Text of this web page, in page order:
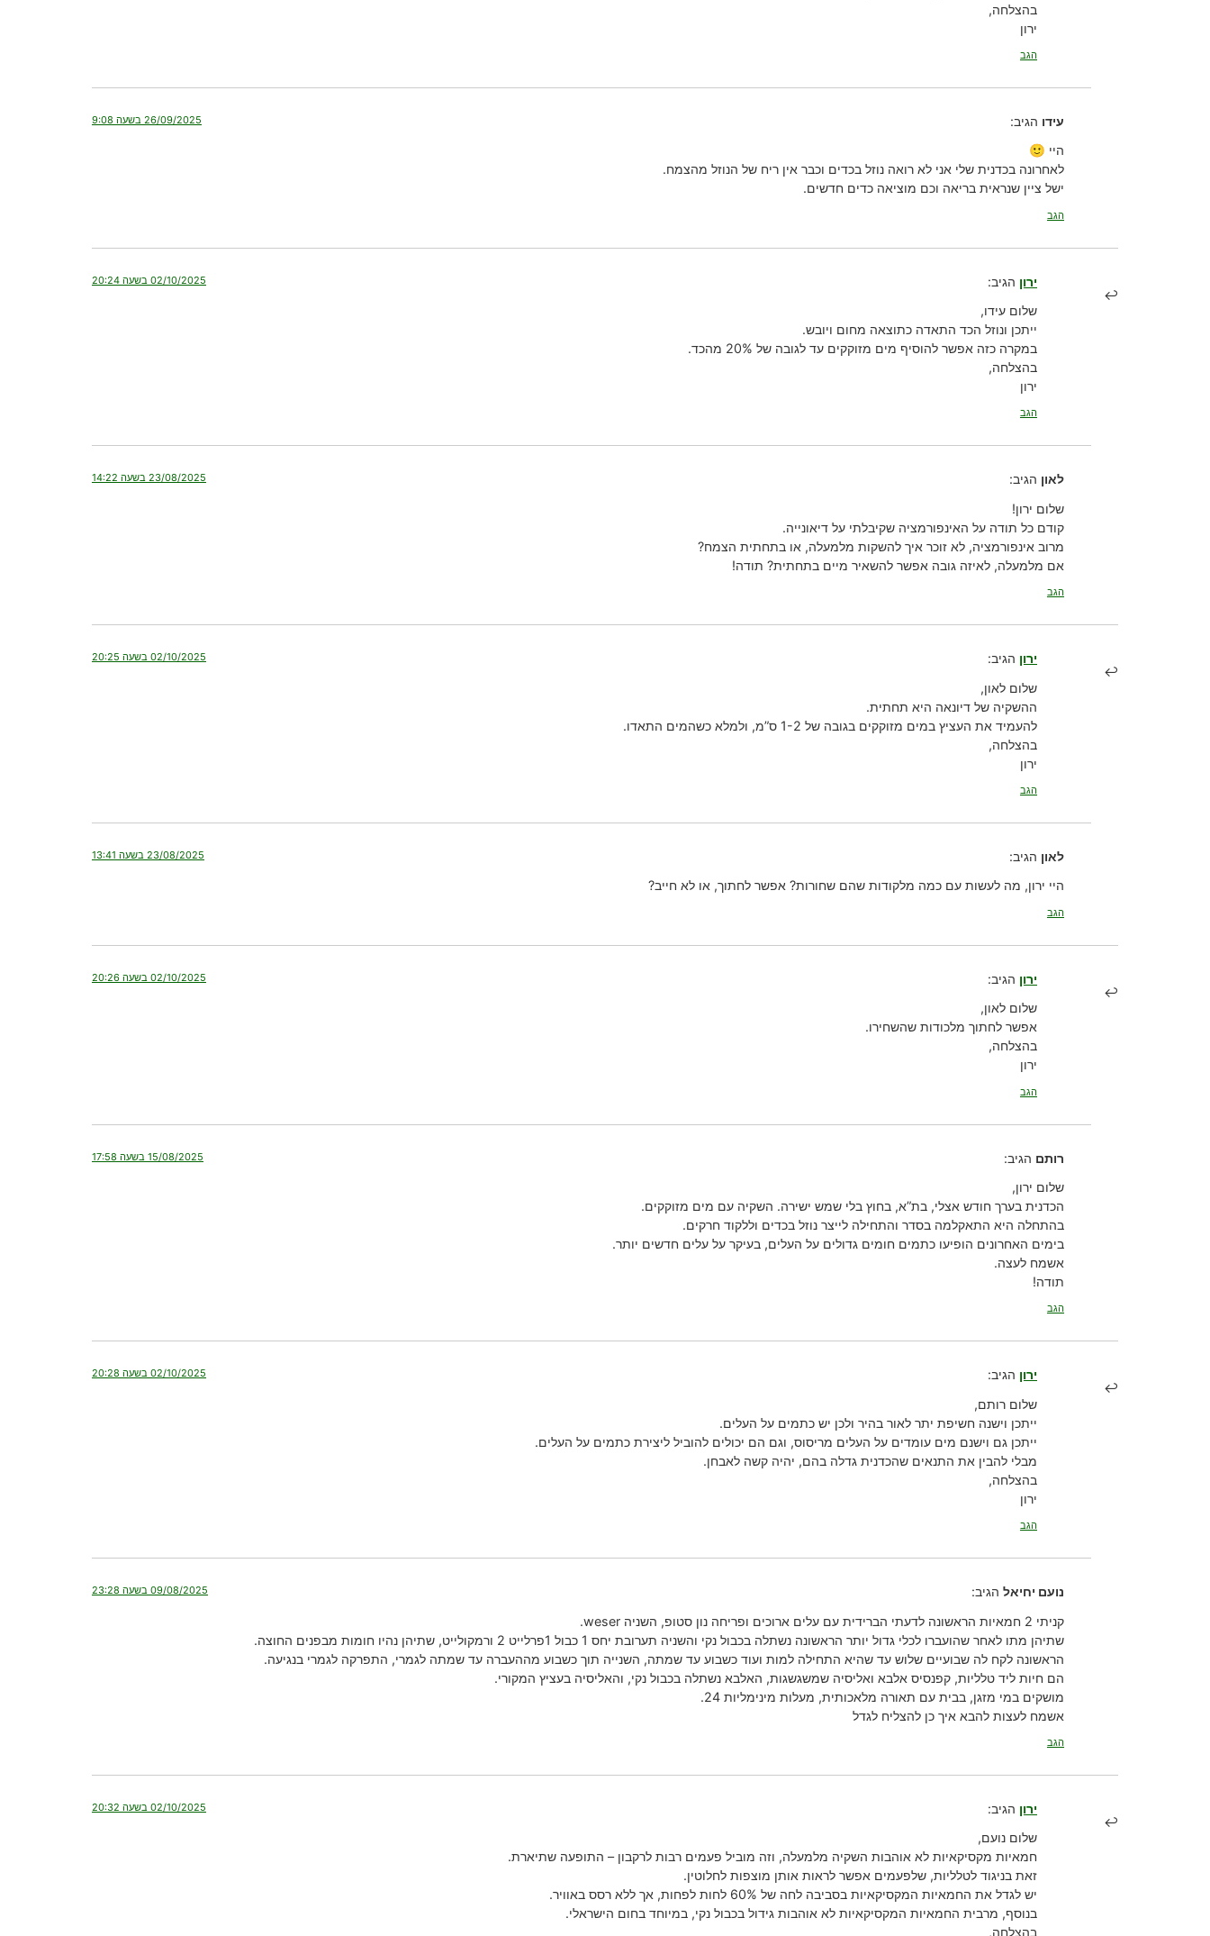
בהצלחה,
ירון
הגב
עידו הגיב: 26/09/2025 בשעה 9:08
היי 🙂
לאחרונה בכדנית שלי אני לא רואה נוזל בכדים וכבר אין ריח של הנוזל מהצמח.
ישל ציין שנראית בריאה וכם מוציאה כדים חדשים.
הגב
ירון הגיב: 02/10/2025 בשעה 20:24
שלום עידו,
ייתכן ונוזל הכד התאדה כתוצאה מחום ויובש.
במקרה כזה אפשר להוסיף מים מזוקקים עד לגובה של 20% מהכד.
בהצלחה,
ירון
הגב
לאון הגיב: 23/08/2025 בשעה 14:22
שלום ירון!
קודם כל תודה על האינפורמציה שקיבלתי על דיאונייה.
מרוב אינפורמציה, לא זוכר איך להשקות מלמעלה, או בתחתית הצמח?
אם מלמעלה, לאיזה גובה אפשר להשאיר מיים בתחתית? תודה!
הגב
ירון הגיב: 02/10/2025 בשעה 20:25
שלום לאון,
ההשקיה של דיונאה היא תחתית.
להעמיד את העציץ במים מזוקקים בגובה של 1-2 ס”מ, ולמלא כשהמים התאדו.
בהצלחה,
ירון
הגב
לאון הגיב: 23/08/2025 בשעה 13:41
היי ירון, מה לעשות עם כמה מלקודות שהם שחורות? אפשר לחתוך, או לא חייב?
הגב
ירון הגיב: 02/10/2025 בשעה 20:26
שלום לאון,
אפשר לחתוך מלכודות שהשחירו.
בהצלחה,
ירון
הגב
רותם הגיב: 15/08/2025 בשעה 17:58
שלום ירון,
הכדנית בערך חודש אצלי, בת”א, בחוץ בלי שמש ישירה. השקיה עם מים מזוקקים.
בהתחלה היא התאקלמה בסדר והתחילה לייצר נוזל בכדים וללקוד חרקים.
בימים האחרונים הופיעו כתמים חומים גדולים על העלים, בעיקר על עלים חדשים יותר.
אשמח לעצה.
תודה!
הגב
ירון הגיב: 02/10/2025 בשעה 20:28
שלום רותם,
ייתכן וישנה חשיפת יתר לאור בהיר ולכן יש כתמים על העלים.
ייתכן גם וישנם מים עומדים על העלים מריסוס, וגם הם יכולים להוביל ליצירת כתמים על העלים.
מבלי להבין את התנאים שהכדנית גדלה בהם, יהיה קשה לאבחן.
בהצלחה,
ירון
הגב
נועם יחיאל הגיב: 09/08/2025 בשעה 23:28
קניתי 2 חמאיות הראשונה לדעתי הברידית עם עלים ארוכים ופריחה נון סטופ, השניה weser.
שתיהן מתו לאחר שהועברו לכלי גדול יותר הראשונה נשתלה בכבול נקי והשניה תערובת יחס 1 כבול 1פרלייט 2 ורמקולייט, שתיהן נהיו חומות מבפנים החוצה.
הראשונה לקח לה שבועיים שלוש עד שהיא התחילה למות ועוד כשבוע עד שמתה, השנייה תוך כשבוע מההעברה עד שמתה לגמרי, התפרקה לגמרי בנגיעה.
הם חיות ליד טלליות, קפנסיס אלבא ואליסיה שמשגשגות, האלבא נשתלה בכבול נקי, והאליסיה בעציץ המקורי.
מושקים במי מזגן, בבית עם תאורה מלאכותית, מעלות מינימליות 24.
אשמח לעצות להבא איך כן להצליח לגדל
הגב
ירון הגיב: 02/10/2025 בשעה 20:32
שלום נועם,
חמאיות מקסיקאיות לא אוהבות השקיה מלמעלה, וזה מוביל פעמים רבות לרקבון – התופעה שתיארת.
זאת בניגוד לטלליות, שלפעמים אפשר לראות אותן מוצפות לחלוטין.
יש לגדל את החמאיות המקסיקאיות בסביבה לחה של 60% לחות לפחות, אך ללא רסס באוויר.
בנוסף, מרבית החמאיות המקסיקאיות לא אוהבות גידול בכבול נקי, במיוחד בחום הישראלי.
בהצלחה,